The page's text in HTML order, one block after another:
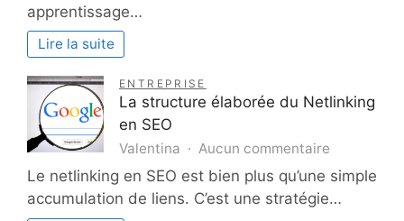
à
la
apprentissage…
Lire la suite
ENTREPRISE
La structure élaborée du Netlinking
en SEO
Valentina Aucun commentaire
La
structure
élaborée
Le netlinking en SEO est bien plus qu’une simple
accumulation de liens. C’est une stratégie…